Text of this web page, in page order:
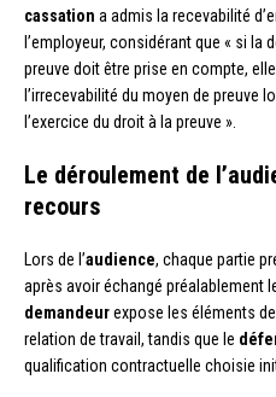
cassation a admis la recevabilité
l’employeur, considérant que « si la
preuve doit être prise en compte,
l’irrecevabilité du moyen de preuve
l’exercice du droit à la preuve ».
Le déroulement de
recours
Lors de l’audience, chaque partie
après avoir échangé préalablement
demandeurexpose les éléments
relation de travail, tandis que le
qualification contractuelle choisie